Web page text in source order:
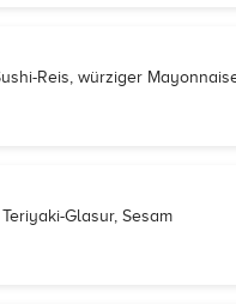
Reis, würziger
Glasur, Sesam